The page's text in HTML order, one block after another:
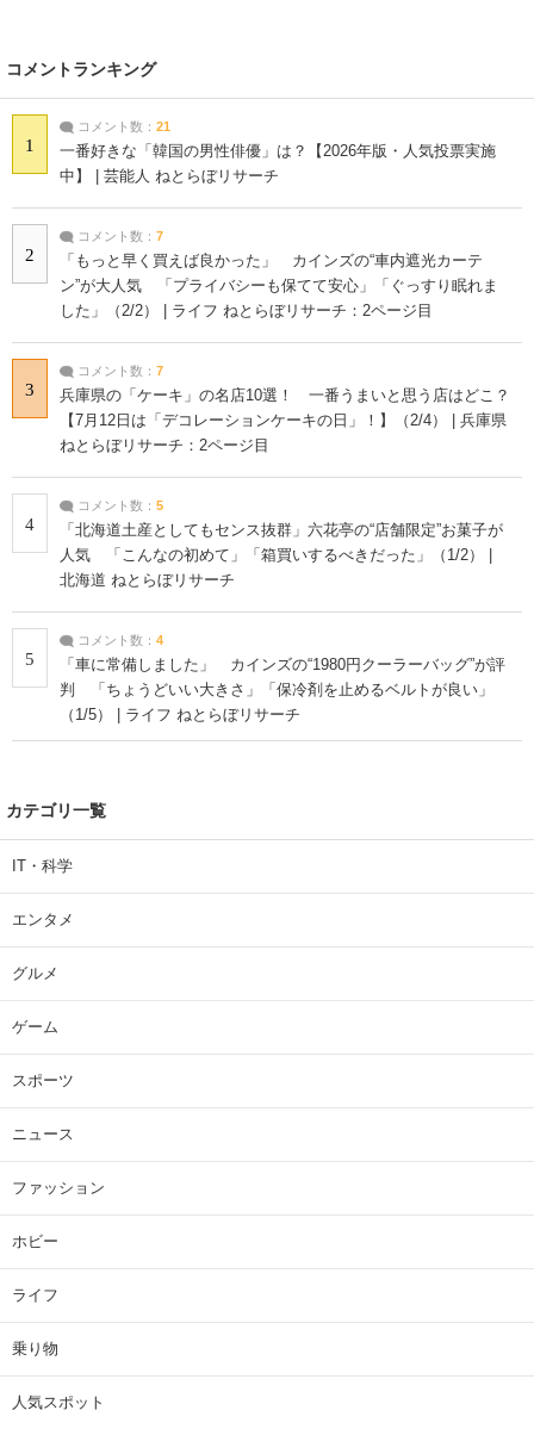
コメントランキング
1
コメント数： 21
一番好きな「韓国の男性俳優」は？【2026年版・人気投票実施
中】 | 芸能人 ねとらぼリサーチ
2
コメント数： 7
「もっと早く買えば良かった」 カインズの“車内遮光カーテ
ン”が大人気 「プライバシーも保てて安心」「ぐっすり眠れま
した」（2/2） | ライフ ねとらぼリサーチ：2ページ目
3
コメント数： 7
兵庫県の「ケーキ」の名店10選！ 一番うまいと思う店はどこ？
【7月12日は「デコレーションケーキの日」！】（2/4） | 兵庫県
ねとらぼリサーチ：2ページ目
4
コメント数： 5
「北海道土産としてもセンス抜群」六花亭の“店舗限定”お菓子が
人気 「こんなの初めて」「箱買いするべきだった」（1/2） |
北海道 ねとらぼリサーチ
5
コメント数： 4
「車に常備しました」 カインズの“1980円クーラーバッグ”が評
判 「ちょうどいい大きさ」「保冷剤を止めるベルトが良い」
（1/5） | ライフ ねとらぼリサーチ
カテゴリ一覧
IT・科学
エンタメ
グルメ
ゲーム
スポーツ
ニュース
ファッション
ホビー
ライフ
乗り物
人気スポット